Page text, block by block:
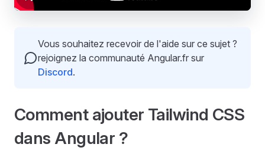
Vous souhaitez recevoir de l'aide sur ce sujet ?
rejoignez la communauté Angular.fr sur
Discord.
Comment ajouter Tailwind CSS
dans Angular ?